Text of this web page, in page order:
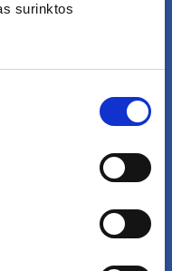
surinktos
pirmi!
apie žaidimus,
į savo el.pašto
Užsakyti